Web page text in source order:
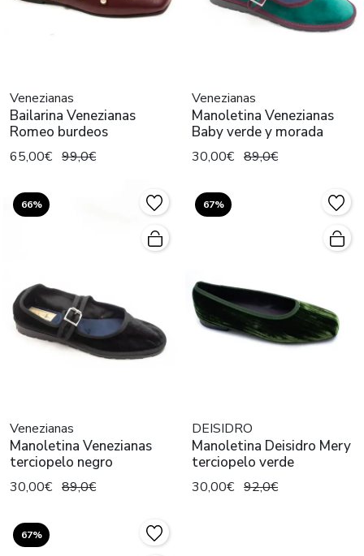
Venezianas
Bailarina Venezianas
Romeo burdeos
65,00€ 99,0€
Venezianas
Manoletina Venezianas
Baby verde y morada
30,00€ 89,0€
66%
Venezianas
Manoletina Venezianas
terciopelo negro
30,00€ 89,0€
67%
DEISIDRO
Manoletina Deisidro Mery
terciopelo verde
30,00€ 92,0€
67%